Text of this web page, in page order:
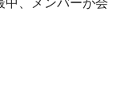
中、メンバーが会